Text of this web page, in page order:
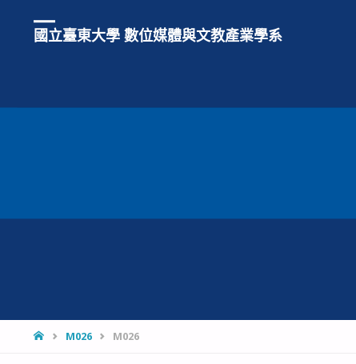
國立臺東大學 數位媒體與文教產業學系
HOMEM026 M026